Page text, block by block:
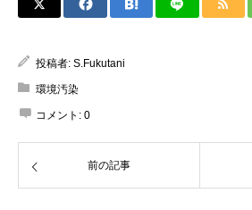
投稿者: S.Fukutani
環境汚染
コメント: 0
前の記事